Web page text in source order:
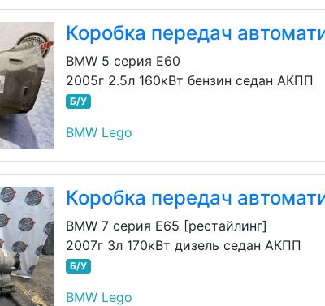
Коробка передач
BMW 5 серия E60
2005г 2.5л 160кВт бензин седан АКПП
Б/У
BMW Lego
Коробка передач
BMW 7 серия E65 [рестайлинг]
2007г 3л 170кВт дизель седан АКПП
Б/У
BMW Lego